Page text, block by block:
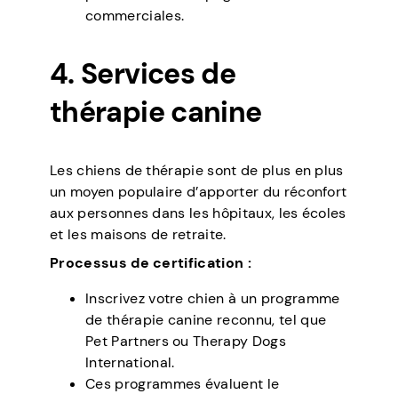
commerciales.
4. Services de
thérapie canine
Les chiens de thérapie sont de plus en plus
un moyen populaire d’apporter du réconfort
aux personnes dans les hôpitaux, les écoles
et les maisons de retraite.
Processus de certification :
Inscrivez votre chien à un programme
de thérapie canine reconnu, tel que
Pet Partners ou Therapy Dogs
International.
Ces programmes évaluent le